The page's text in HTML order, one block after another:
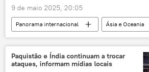
9 de maio 2025, 20:05
Panorama internacional
Ásia e Oceania
Índia
Paquistão
Nova Deli
Lashkar-e-Taiba
ataques aéreos
base aérea
Paquistão e Índia continuam a trocar
ataques, informam mídias locais